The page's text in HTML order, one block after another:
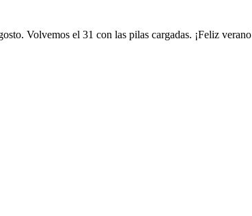
Volvemos el 31 con las pilas cargadas. ¡Feliz